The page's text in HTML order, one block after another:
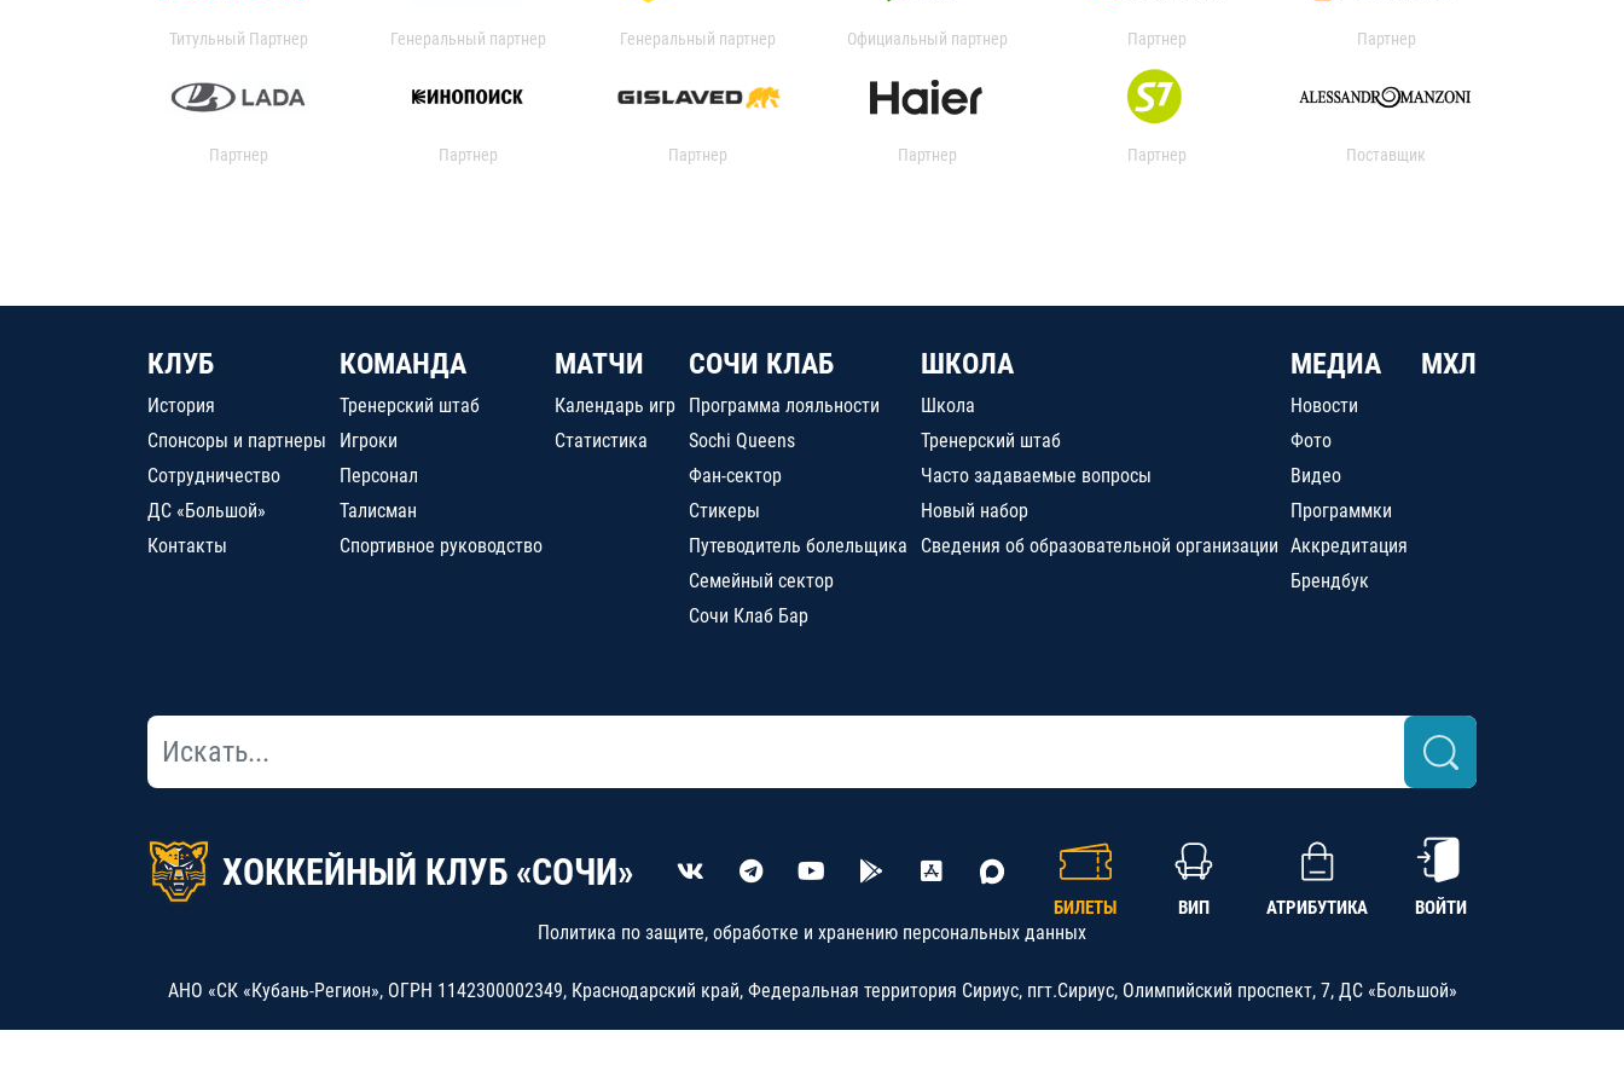
Титульный Партнер Генеральный партнер Генеральный партнер Официальный партнер Партнер Партнер
Партнер Партнер Партнер Партнер Партнер Поставщик
КЛУБ
История
Спонсоры и партнеры
Сотрудничество
ДС «Большой»
Контакты
КОМАНДА
Тренерский штаб
Игроки
Персонал
Талисман
Спортивное руководство
МАТЧИ
Календарь игр
Статистика
СОЧИ КЛАБ
Программа лояльности
Sochi Queens
Фан-сектор
Стикеры
Путеводитель болельщика
Семейный сектор
Сочи Клаб Бар
ШКОЛА
Школа
Тренерский штаб
Часто задаваемые вопросы
Новый набор
Сведения об образовательной организации
МЕДИА
Новости
Фото
Видео
Программки
Аккредитация
Брендбук
МХЛ
ХОККЕЙНЫЙ КЛУБ «СОЧИ»
БИЛЕТЫ ВИП АТРИБУТИКА ВОЙТИ
Политика по защите, обработке и хранению персональных данных
АНО «СК «Кубань-Регион», ОГРН 1142300002349, Краснодарский край, Федеральная территория Сириус, пгт.Сириус, Олимпийский проспект, 7, ДС «Большой»